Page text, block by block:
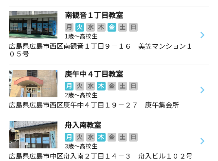
南観音１丁目教室
月 火 水 木 金 土
日
1歳～高校生
広島県広島市西区南観音１丁目９－１６ 美笠マンション１
０５号
庚午中４丁目教室
月 火 水 木 金 土
日
2歳～高校生
広島県広島市西区庚午中４丁目１９－２７ 庚午集会所
舟入南教室
月 火 水 木 金 土
日
3歳～高校生
広島県広島市中区舟入南２丁目１４－３ 舟入ビル１０２号